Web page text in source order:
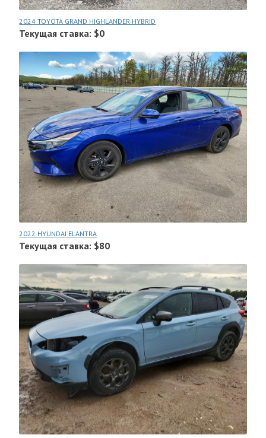
2024 TOYOTA GRAND HIGHLANDER HYBRID
Текущая ставка: $0
2022 HYUNDAI ELANTRA
Текущая ставка: $80